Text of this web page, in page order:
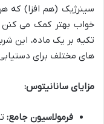
سینرژیک (هم افزا) که
خواب بهتر کمک می
تکیه بر یک ماده، این
های مختلف برای
مزایای سانانیتوس:
فرمولاسیون جامع: